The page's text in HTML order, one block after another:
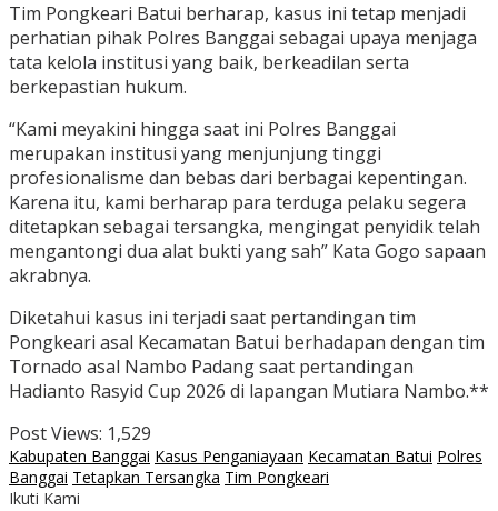
Tim Pongkeari Batui berharap, kasus ini tetap menjadi
perhatian pihak Polres Banggai sebagai upaya menjaga
tata kelola institusi yang baik, berkeadilan serta
berkepastian hukum.
“Kami meyakini hingga saat ini Polres Banggai
merupakan institusi yang menjunjung tinggi
profesionalisme dan bebas dari berbagai kepentingan.
Karena itu, kami berharap para terduga pelaku segera
ditetapkan sebagai tersangka, mengingat penyidik telah
mengantongi dua alat bukti yang sah” Kata Gogo sapaan
akrabnya.
Diketahui kasus ini terjadi saat pertandingan tim
Pongkeari asal Kecamatan Batui berhadapan dengan tim
Tornado asal Nambo Padang saat pertandingan
Hadianto Rasyid Cup 2026 di lapangan Mutiara Nambo.**
Post Views: 1,529
Kabupaten Banggai Kasus Penganiayaan Kecamatan Batui Polres
Banggai Tetapkan Tersangka Tim Pongkeari
Ikuti Kami